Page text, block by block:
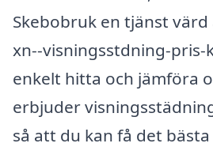
Skebobruk en tjänst
xn--visningsstdning-pris-
enkelt hitta och jämföra
erbjuder
så att du kan få det